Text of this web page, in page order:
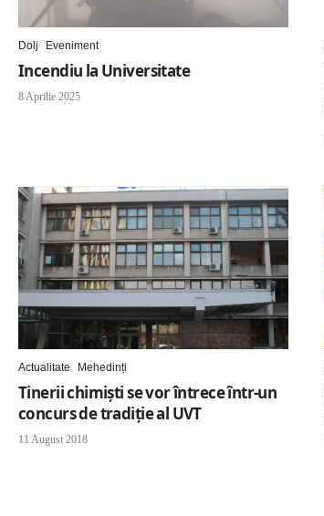
Dolj Eveniment
Incendiu la Universitate
8 Aprilie 2025
Actualitate Mehedinți
Tinerii chimiști se vor întrece într-un
concurs de tradiție al UVT
11 August 2018